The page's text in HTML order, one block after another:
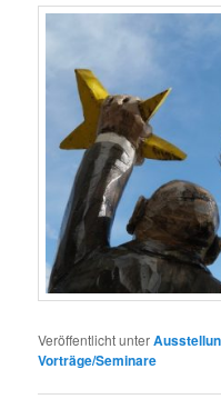
Veröffentlicht unter
Vorträge/Seminare